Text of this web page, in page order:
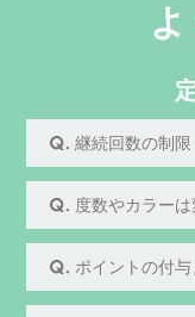
継続回数の制限
度数やカラー
ポイントの付